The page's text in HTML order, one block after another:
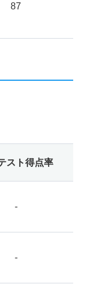
87
スト得点率
-
-